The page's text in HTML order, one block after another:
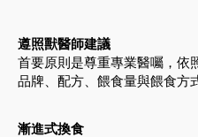
遵照獸醫師建議
首要原則是尊重專業醫囑，依
品牌、配方、餵食量與餵食方
漸進式換食